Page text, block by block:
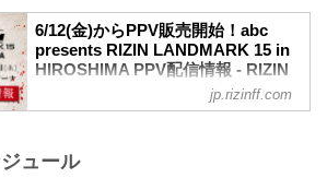
下車
路面電車：「紙屋町西」又は「原爆ドー
ム前」下車
アストラムライン：「県庁前」下車（西2
!1m18!1m12!1m3!1d3292.0751650412312
RIZIN MMAルール：5分3R（61.0kg）
ダニー・サバテロ vs. 鹿志村仁之介
ダニー・サバテロ
レスリング力｜テイクダウン力｜グラウ
ンドコントロール｜スタミナ｜トラッシ
グラウンド｜柔術｜決定率｜スクランブ
6/12(金)からPPV販売開始！abc
presents RIZIN LANDMARK 15 in
HIROSHIMA PPV配信情報 - RIZIN
FIGHTING FEDERATION オフィシ
ャルサイト
HIROSHIMAのPPV配信チケットが、6月
jp.rizinff.com
ュール